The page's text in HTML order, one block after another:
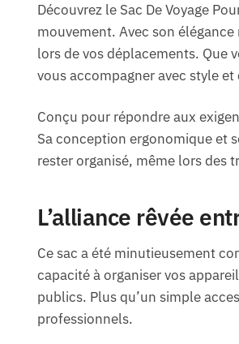
Découvrez le Sac De Voyage
mouvement. Avec son
lors de vos déplacements. Que
vous accompagner avec style
Conçu pour répondre aux
Sa conception ergonomique et
rester organisé, même lors des
L’alliance rêvée
Ce sac a été minutieusement
capacité à organiser vos
publics. Plus qu’un simple
professionnels.